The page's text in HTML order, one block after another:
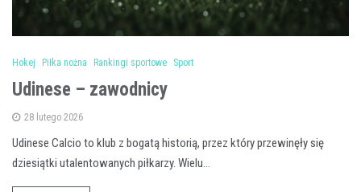
Hokej Piłka nożna Rankingi sportowe Sport
Udinese – zawodnicy
28 lutego 2026
Udinese Calcio to klub z bogatą historią, przez który przewinęły się
dziesiątki utalentowanych piłkarzy. Wielu…